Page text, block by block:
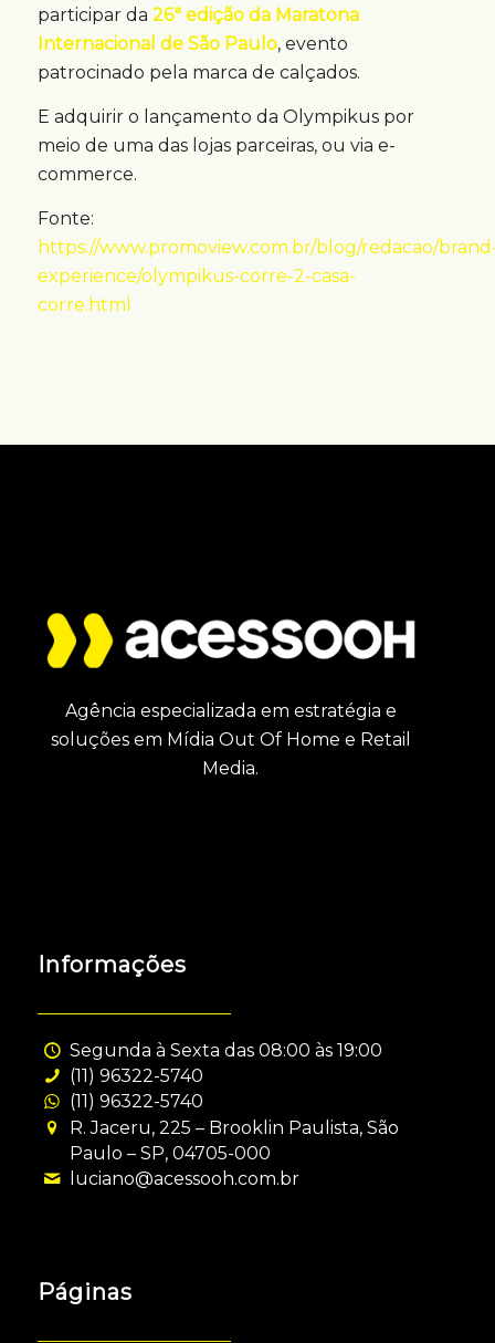
participar da 26ª edição da Maratona
Internacional de São Paulo, evento
patrocinado pela marca de calçados.
E adquirir o lançamento da Olympikus por
meio de uma das lojas parceiras, ou via e-
commerce.
Fonte:
https://www.promoview.com.br/blog/redacao/
experience/olympikus-corre-2-casa-
corre.html
Agência especializada em estratégia e
soluções em Mídia Out Of Home e Retail
Media.
Informações
Segunda à Sexta das 08:00 às 19:00
(11) 96322-5740
(11) 96322-5740
R. Jaceru, 225 – Brooklin Paulista, São
Paulo – SP, 04705-000
luciano@acessooh.com.br
Páginas